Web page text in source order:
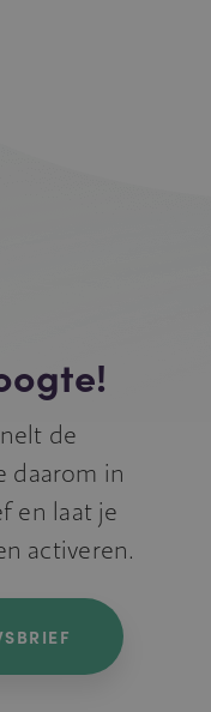
de
daarom in
en laat je
activeren.